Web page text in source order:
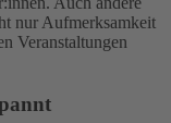
nur Aufmerksamkeit
Veranstaltungen